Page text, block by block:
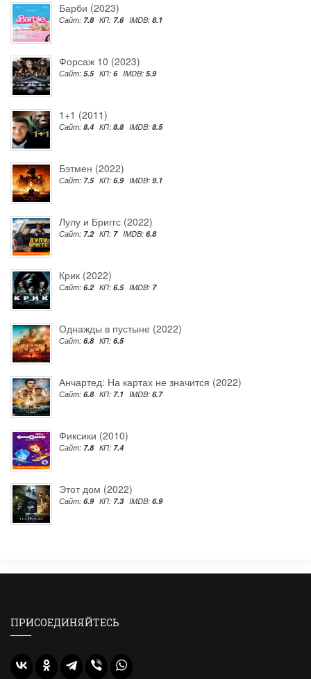
Барби (2023)
Сайт: 7.8 КП: 7.6 IMDB: 8.1
Форсаж 10 (2023)
Сайт: 5.5 КП: 6 IMDB: 5.9
1+1 (2011)
Сайт: 8.4 КП: 8.8 IMDB: 8.5
Бэтмен (2022)
Сайт: 7.5 КП: 6.9 IMDB: 9.1
Лулу и Бриггс (2022)
Сайт: 7.2 КП: 7 IMDB: 6.8
Крик (2022)
Сайт: 6.2 КП: 6.5 IMDB: 7
Однажды в пустыне (2022)
Сайт: 6.8 КП: 6.5
Анчартед: На картах не значится (2022)
Сайт: 6.8 КП: 7.1 IMDB: 6.7
Фиксики (2010)
Сайт: 7.8 КП: 7.4
Этот дом (2022)
Сайт: 6.9 КП: 7.3 IMDB: 6.9
ПРИСОЕДИНЯЙТЕСЬ